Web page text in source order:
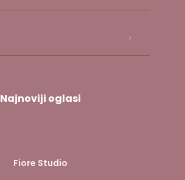
Najnoviji oglasi
Fiore Studio